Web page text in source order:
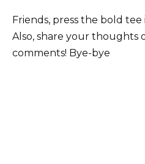
Friends, press the bold
Also, share your thoughts
comments! Bye-bye